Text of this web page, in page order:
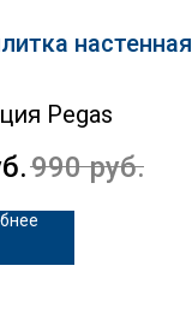
настенная
Pegas
990 руб.